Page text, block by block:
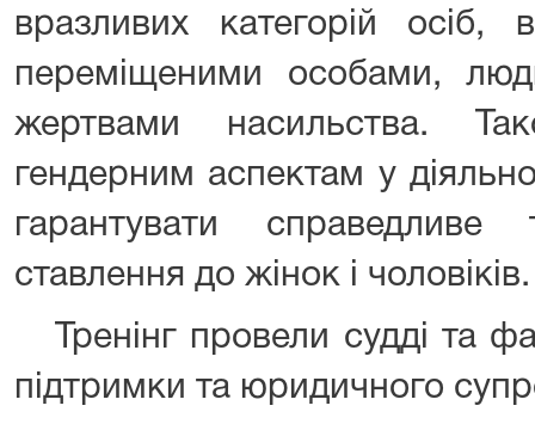
вразливих категорій осіб,
переміщеними особами,
жертвами насильства.
гендерним аспектам у
гарантувати справедливе
ставлення до жінок і чоловіків.
Тренінг провели судді та
підтримки та юридичного